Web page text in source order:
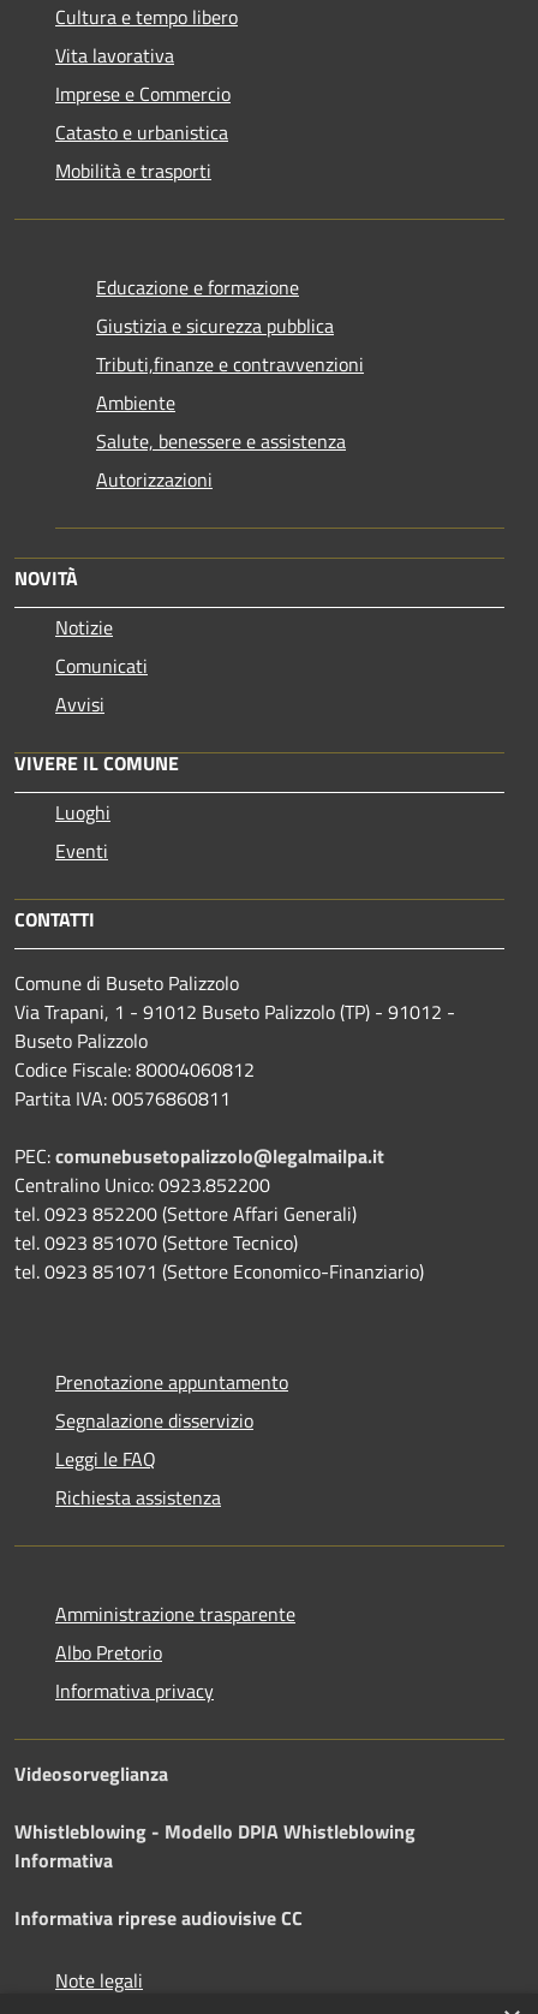
Cultura e tempo libero
Vita lavorativa
Imprese e Commercio
Catasto e urbanistica
Mobilità e trasporti
Educazione e formazione
Giustizia e sicurezza pubblica
Tributi,finanze e contravvenzioni
Ambiente
Salute, benessere e assistenza
Autorizzazioni
NOVITÀ
Notizie
Comunicati
Avvisi
VIVERE IL COMUNE
Luoghi
Eventi
CONTATTI
Comune di Buseto Palizzolo
Via Trapani, 1 - 91012 Buseto Palizzolo (TP) - 91012 -
Buseto Palizzolo
Codice Fiscale: 80004060812
Partita IVA: 00576860811
PEC:comunebusetopalizzolo@legalmailpa.it
Centralino Unico: 0923.852200
tel. 0923 852200 (Settore Affari Generali)
tel. 0923 851070 (Settore Tecnico)
tel. 0923 851071 (Settore Economico-Finanziario)
Prenotazione appuntamento
Segnalazione disservizio
Leggi le FAQ
Richiesta assistenza
Amministrazione trasparente
Albo Pretorio
Informativa privacy
Videosorveglianza
Whistleblowing - Modello DPIAWhistleblowing
Informativa
Informativa riprese audiovisive CC
Note legali